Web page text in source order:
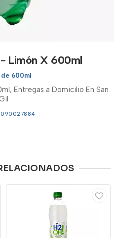
Limón X 600ml
600ml
Entregas a Domicilio En San